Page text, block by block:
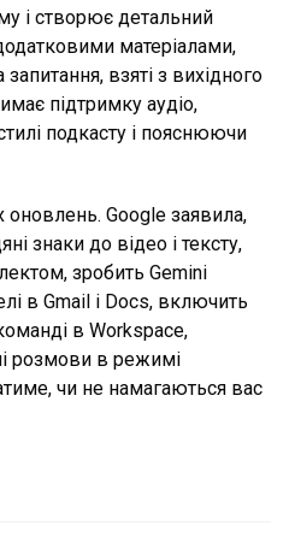
і створює детальний
матеріалами,
взяті з вихідного
підтримку аудіо,
подкасту і пояснюючи
оновлень. Google заявила,
знаки до відео і тексту,
зробить Gemini
в Gmail і Docs, включить
в Workspace,
розмови в режимі
чи не намагаються вас